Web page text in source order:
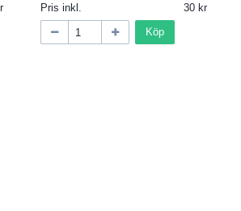
Pris inkl.
30
Köp